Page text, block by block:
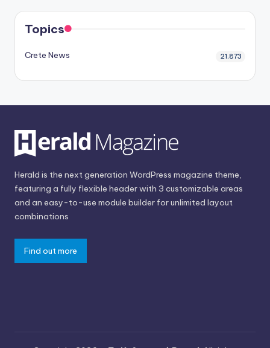
Topics
Crete News 21,873
Herald is the next generation WordPress magazine theme,
featuring a fully flexible header with 3 customizable areas
and an easy-to-use module builder for unlimited layout
combinations
Find out more